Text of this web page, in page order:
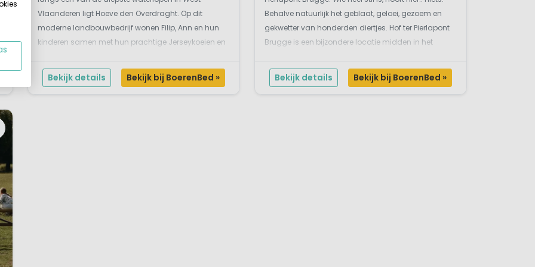
Vlaanderen ligt Hoeve den Overdraght. Op dit
moderne landbouwbedrijf wonen Filip, Ann en hun
kinderen samen met hun prachtige Jerseykoeien en
romige melk! Ann laat je tijdens een workshop z...
Bekijk details Bekijk bij BoerenBed »
Behalve natuurlijk het geblaat, geloei, gezoem en
gekwetter van honderden diertjes. Hof ter Pierlapont
Brugge is een bijzondere locatie midden in het
badplaats Oostende ligt op slechts ...
Bekijk details Bekijk bij BoerenBed »